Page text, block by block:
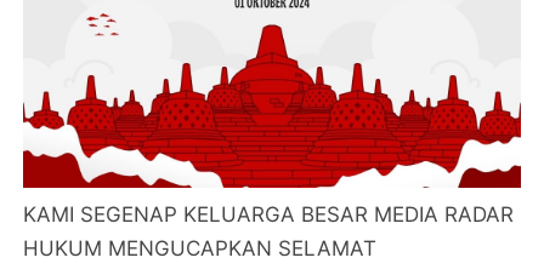
KAMI SEGENAP KELUARGA BESAR MEDIA RADAR
HUKUM MENGUCAPKAN SELAMAT